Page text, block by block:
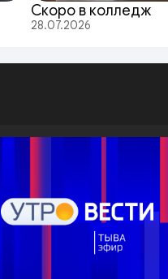
Скоро в колледж
28.07.2026